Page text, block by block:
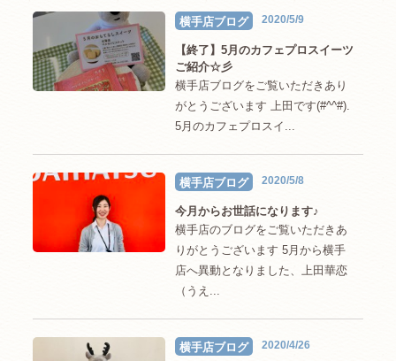
横手店ブログ 2020/5/9
【終了】5月のカフェプロスイーツ
ご紹介☆彡
横手店ブログをご覧いただきあり
がとうございます 上田です(#^^#).
5月のカフェプロスイ...
横手店ブログ 2020/5/8
今月からお世話になります♪
横手店のブログをご覧いただきあ
りがとうございます 5月から横手
店へ異動となりました、上田華恋
（うえ...
横手店ブログ 2020/4/26